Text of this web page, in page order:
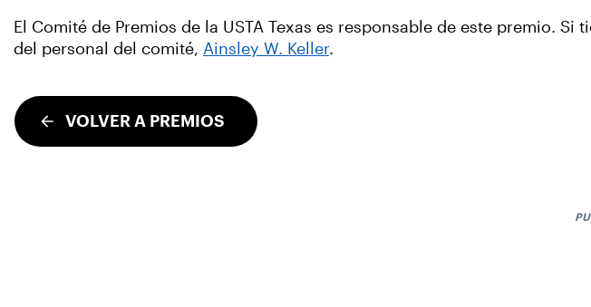
El Comité de Premios de la USTA Texas es responsable de este premio.
del personal del comité, Ainsley W. Keller.
VOLVER A PREMIOS